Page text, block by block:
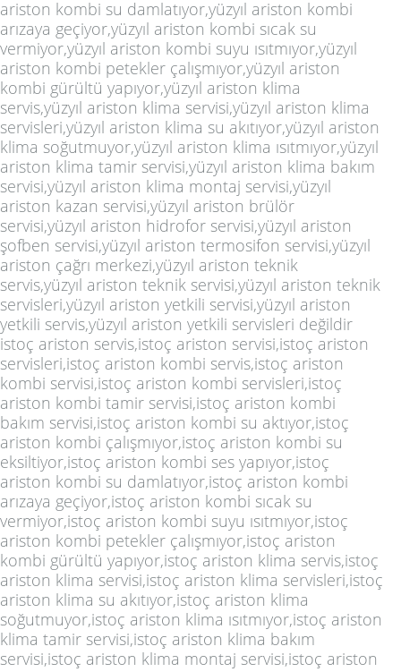
ariston kombi su damlatıyor,yüzyıl ariston kombi
arızaya geçiyor,yüzyıl ariston kombi sıcak su
vermiyor,yüzyıl ariston kombi suyu ısıtmıyor,yüzyıl
ariston kombi petekler çalışmıyor,yüzyıl ariston
kombi gürültü yapıyor,yüzyıl ariston klima
servis,yüzyıl ariston klima servisi,yüzyıl ariston klima
servisleri,yüzyıl ariston klima su akıtıyor,yüzyıl ariston
klima soğutmuyor,yüzyıl ariston klima ısıtmıyor,yüzyıl
ariston klima tamir servisi,yüzyıl ariston klima bakım
servisi,yüzyıl ariston klima montaj servisi,yüzyıl
ariston kazan servisi,yüzyıl ariston brülör
servisi,yüzyıl ariston hidrofor servisi,yüzyıl ariston
şofben servisi,yüzyıl ariston termosifon servisi,yüzyıl
ariston çağrı merkezi,yüzyıl ariston teknik
servis,yüzyıl ariston teknik servisi,yüzyıl ariston teknik
servisleri,yüzyıl ariston yetkili servisi,yüzyıl ariston
yetkili servis,yüzyıl ariston yetkili servisleri değildir
istoç ariston servis,istoç ariston servisi,istoç ariston
servisleri,istoç ariston kombi servis,istoç ariston
kombi servisi,istoç ariston kombi servisleri,istoç
ariston kombi tamir servisi,istoç ariston kombi
bakım servisi,istoç ariston kombi su aktıyor,istoç
ariston kombi çalışmıyor,istoç ariston kombi su
eksiltiyor,istoç ariston kombi ses yapıyor,istoç
ariston kombi su damlatıyor,istoç ariston kombi
arızaya geçiyor,istoç ariston kombi sıcak su
vermiyor,istoç ariston kombi suyu ısıtmıyor,istoç
ariston kombi petekler çalışmıyor,istoç ariston
kombi gürültü yapıyor,istoç ariston klima servis,istoç
ariston klima servisi,istoç ariston klima servisleri,istoç
ariston klima su akıtıyor,istoç ariston klima
soğutmuyor,istoç ariston klima ısıtmıyor,istoç ariston
klima tamir servisi,istoç ariston klima bakım
servisi,istoç ariston klima montaj servisi,istoç ariston